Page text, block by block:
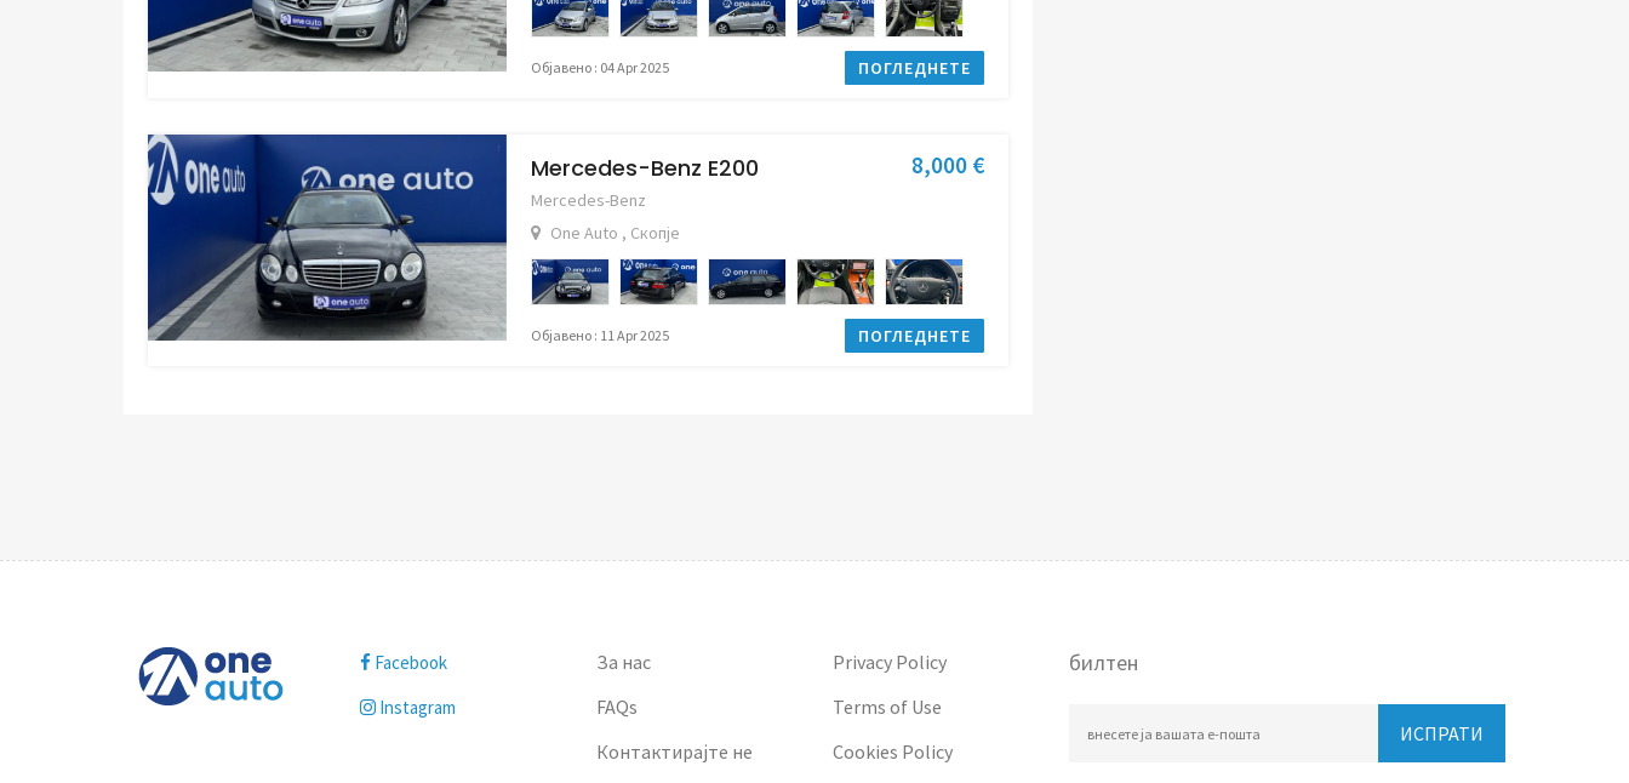
Објавено : 04 Apr 2025 ПОГЛЕДНЕТЕ
8,000 €
Mercedes-Benz E200
Mercedes-Benz
One Auto , Скопје
Објавено : 11 Apr 2025 ПОГЛЕДНЕТЕ
Facebook
Instagram
За нас
FAQs
Контактирајте не
Privacy Policy
Terms of Use
Cookies Policy
билтен
ИСПРАТИ